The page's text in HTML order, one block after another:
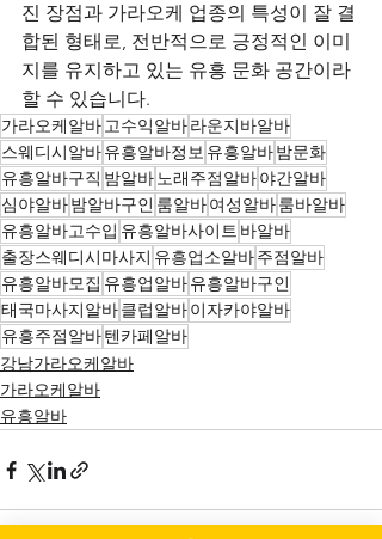
진 장점과 가라오케 업종의 특성이 잘 결
합된 형태로, 전반적으로 긍정적인 이미
지를 유지하고 있는 유흥 문화 공간이라
할 수 있습니다.
가라오케알바고수익알바라운지바알바
스웨디시알바유흥알바정보 유흥알바밤문화
유흥알바구직 밤알바노래주점알바야간알바
심야알바밤알바구인 룸알바여성알바룸바알바
유흥알바고수입 유흥알바사이트 바알바
출장스웨디시마사지 유흥업소알바주점알바
유흥알바모집 유흥업알바유흥알바구인
태국마사지알바클럽알바이자카야알바
유흥주점알바텐카페알바
강남가라오케알바
가라오케알바
유흥알바